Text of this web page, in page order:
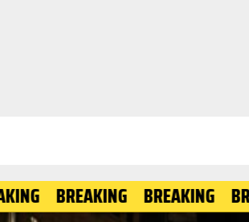
BREAKING BREAKING BREAKING